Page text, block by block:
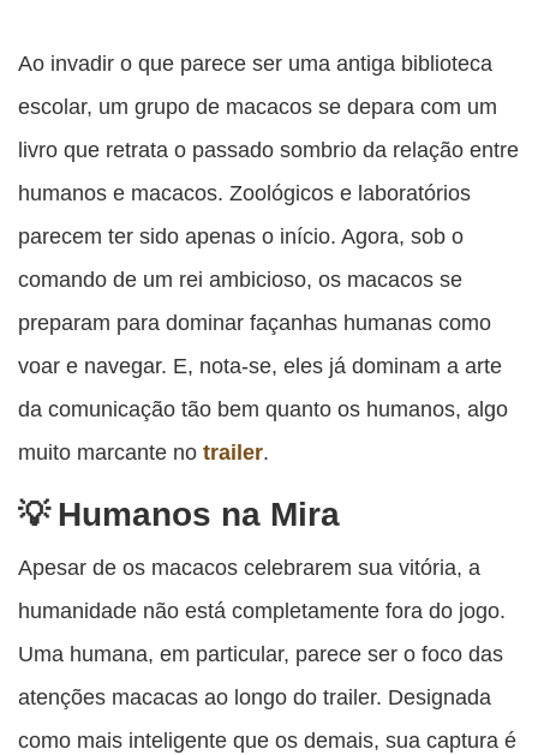
Ao invadir o que parece ser uma antiga biblioteca
escolar, um grupo de macacos se depara com um
livro que retrata o passado sombrio da relação entre
humanos e macacos. Zoológicos e laboratórios
parecem ter sido apenas o início. Agora, sob o
comando de um rei ambicioso, os macacos se
preparam para dominar façanhas humanas como
voar e navegar. E, nota-se, eles já dominam a arte
da comunicação tão bem quanto os humanos, algo
muito marcante no trailer.
Humanos na Mira
Apesar de os macacos celebrarem sua vitória, a
humanidade não está completamente fora do jogo.
Uma humana, em particular, parece ser o foco das
atenções macacas ao longo do trailer. Designada
como mais inteligente que os demais, sua captura é